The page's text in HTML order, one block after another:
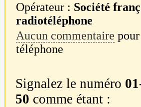
Opérateur : Société
radiotéléphone
Aucun commentaire
téléphone
Signalez le numéro
50 comme étant :